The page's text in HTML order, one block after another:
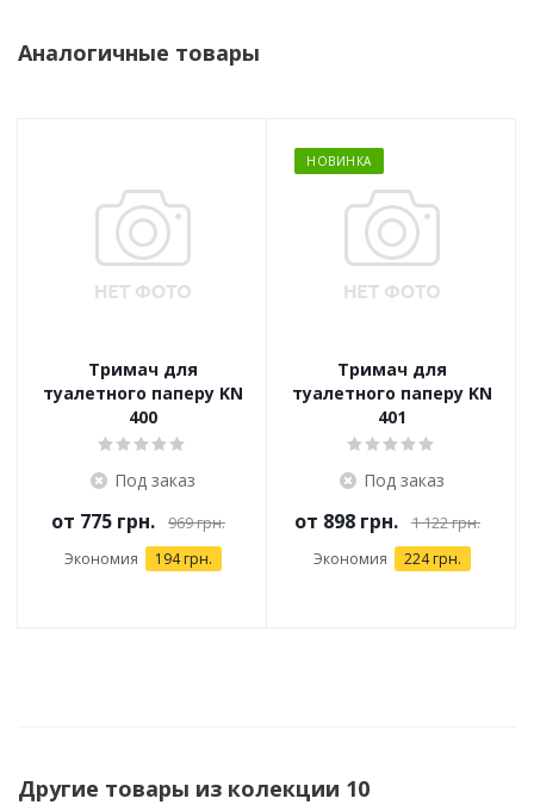
Аналогичные товары
Тримач для
туалетного паперу KN
400
Под заказ
от 775 грн. 969 грн.
Экономия 194 грн.
НОВИНКА
Тримач для
туалетного паперу KN
401
Под заказ
от 898 грн. 1 122 грн.
Экономия 224 грн.
Другие товары из колекции 10